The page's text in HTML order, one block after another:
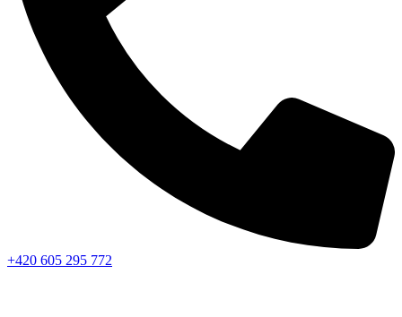
+420 605 295 772